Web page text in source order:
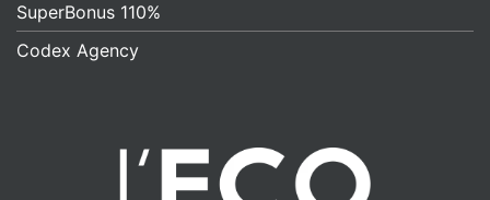
SuperBonus 110%
Codex Agency